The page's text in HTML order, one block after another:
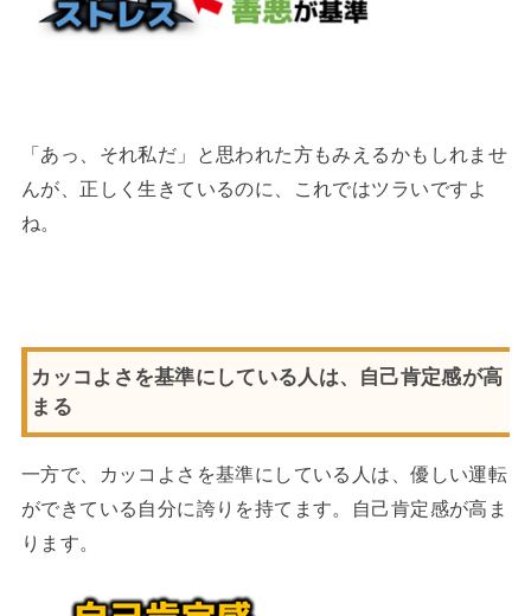
「あっ、それ私だ」と思われた方もみえるかもしれませ
んが、正しく生きているのに、これではツラいですよ
ね。
カッコよさを基準にしている人は、自己肯定感が高
まる
一方で、カッコよさを基準にしている人は、優しい運転
ができている自分に誇りを持てます。自己肯定感が高ま
ります。